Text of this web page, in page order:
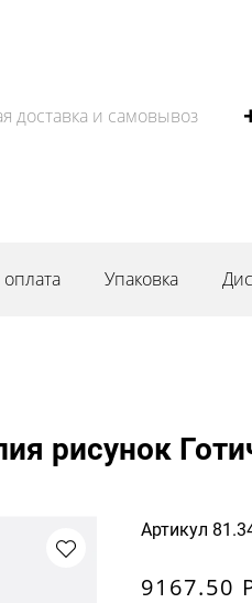
доставка и самовывоз
Упаковка
рисунок
Артикул
9167.50